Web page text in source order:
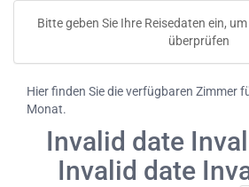
Bitte geben Sie Ihre Reisedaten ein,
überprüfen
Hier finden Sie die verfügbaren Zimmer
Monat.
Invalid date
Invalid date